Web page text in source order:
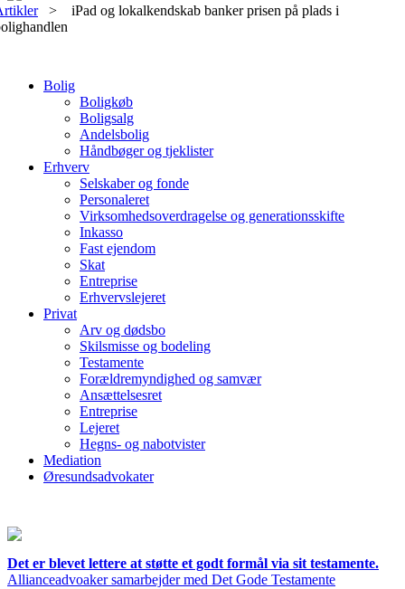
> iPad og lokalkendskab banker prisen på plads i
Bolig
Boligkøb
Boligsalg
Andelsbolig
Håndbøger og tjeklister
Erhverv
Selskaber og fonde
Personaleret
Virksomhedsoverdragelse og generationsskifte
Inkasso
Fast ejendom
Skat
Entreprise
Erhvervslejeret
Privat
Arv og dødsbo
Skilsmisse og bodeling
Testamente
Forældremyndighed og samvær
Ansættelsesret
Entreprise
Lejeret
Hegns- og nabotvister
Mediation
Øresundsadvokater
Det er blevet lettere at støtte et godt formål via sit testamente.
Allianceadvoaker samarbejder med Det Gode Testamente